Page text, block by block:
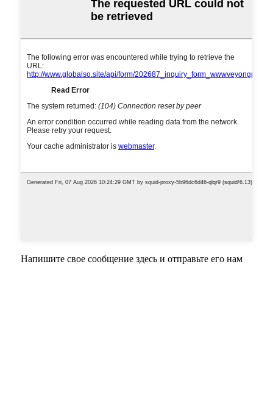
Напишите свое сообщение здесь и отправьте его нам